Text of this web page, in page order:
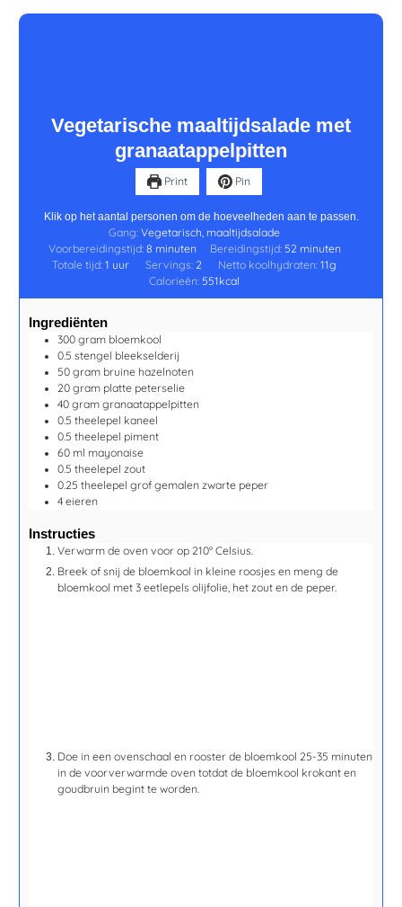
Vegetarische maaltijdsalade met
granaatappelpitten
Print Pin
Klik op het aantal personen om de hoeveelheden aan te passen.
Gang:Vegetarisch, maaltijdsalade
Voorbereidingstijd: 8 minuten Bereidingstijd: 52 minuten
Totale tijd:1 uur Servings: 2 Netto koolhydraten: 11g
Calorieën: 551kcal
Ingrediënten
300 gram bloemkool
0.5 stengel bleekselderij
50 gram bruine hazelnoten
20 gram platte peterselie
40 gram granaatappelpitten
0.5 theelepel kaneel
0.5 theelepel piment
60 ml mayonaise
0.5 theelepel zout
0.25 theelepel grof gemalen zwarte peper
4 eieren
Instructies
Verwarm de oven voor op 210° Celsius.
Breek of snij de bloemkool in kleine roosjes en meng de
bloemkool met 3 eetlepels olijfolie, het zout en de peper.
Doe in een ovenschaal en rooster de bloemkool 25-35 minuten
in de voorverwarmde oven totdat de bloemkool krokant en
goudbruin begint te worden.